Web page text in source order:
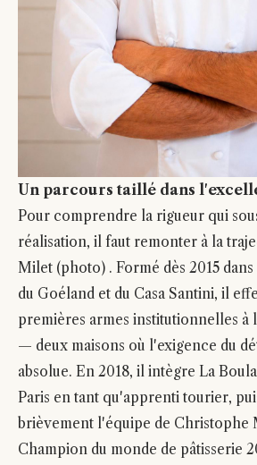
Un parcours taillé dans
Pour comprendre la rigueur qui
réalisation, il faut remonter à la
Milet (photo) . Formé dès 2015
du Goéland et du Casa Santini, il
premières armes institutionnelles à
— deux maisons où l'exigence du
absolue. En 2018, il intègre La
Paris en tant qu'apprenti tourier,
brièvement l'équipe de
Champion du monde de pâtisserie